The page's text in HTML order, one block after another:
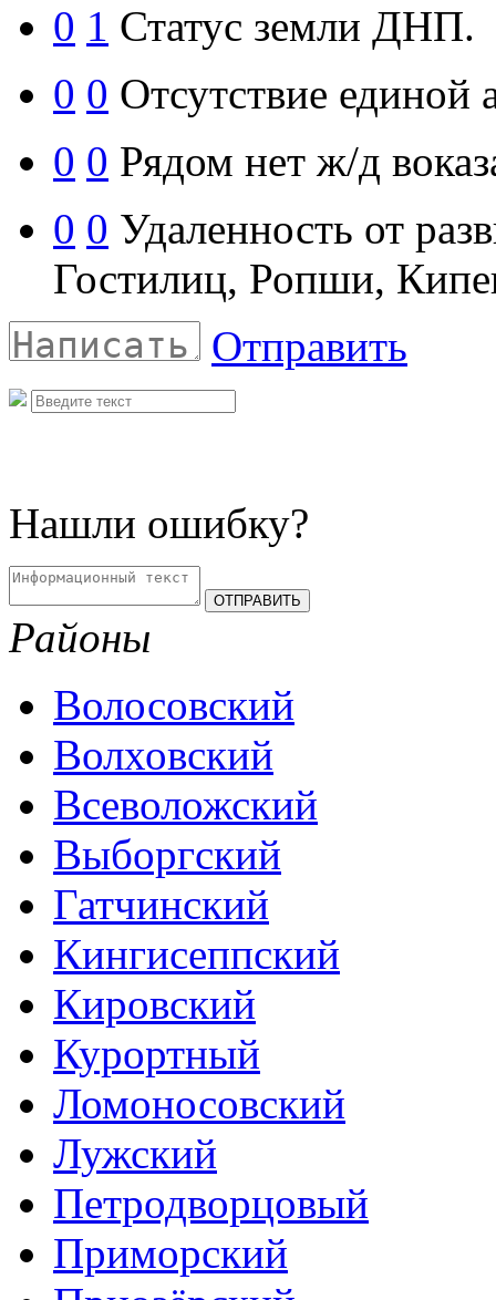
0 1 Статус земли ДНП.
0 0 Отсутствие единой
0 0 Рядом нет ж/д
0 0 Удаленность от
Гостилиц, Ропши,
Отправить
Нашли ошибку?
Районы
Волосовский
Волховский
Всеволожский
Выборгский
Гатчинский
Кингисеппский
Кировский
Курортный
Ломоносовский
Лужский
Петродворцовый
Приморский